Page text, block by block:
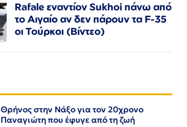
Rafale εναντίον Sukhoi πάνω από
το Αιγαίο αν δεν πάρουν τα F-35
οι Τούρκοι (Βίντεο)
Θρήνος στην Νάξο για τον 20χρονο
Παναγιώτη που έφυγε από τη ζωή